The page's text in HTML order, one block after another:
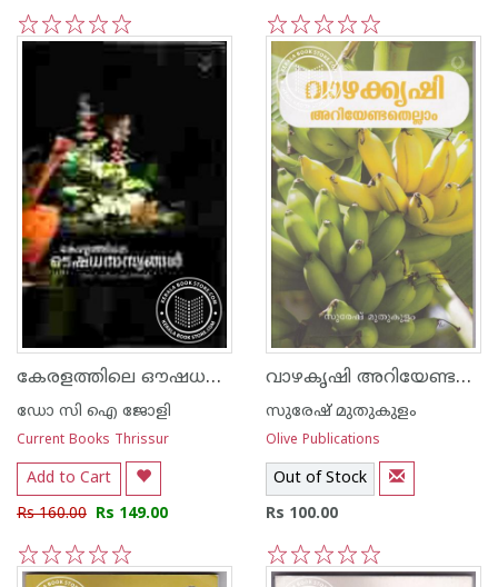
5
4
3
2
1 5
4
3
2
1
കേരളത്തിലെ ഔഷധസസ്യങ്ങള്‍
ഡോ സി ഐ ജോളി
Current Books Thrissur
Add to Cart
Rs 160.00 Rs 149.00
5
4
3
2
1
വാഴകൃഷി അറിയേണ്ടതെല്ലാം
സുരേഷ് മുതുകുളം
Olive Publications
Out of Stock
Rs 100.00
5
4
3
2
1